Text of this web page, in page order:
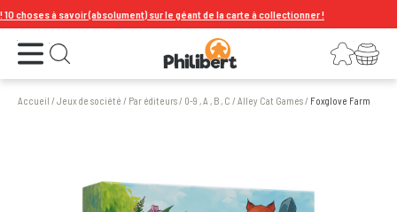
à savoir (absolument) sur le géant de la carte à collectionner !
Ouvrir le menu Ouvrir la recherche Connexion
Votre panier
Accueil /Jeux de société / Par éditeurs/ 0-9 , A , B , C /Alley Cat Games/ Foxglove Farm